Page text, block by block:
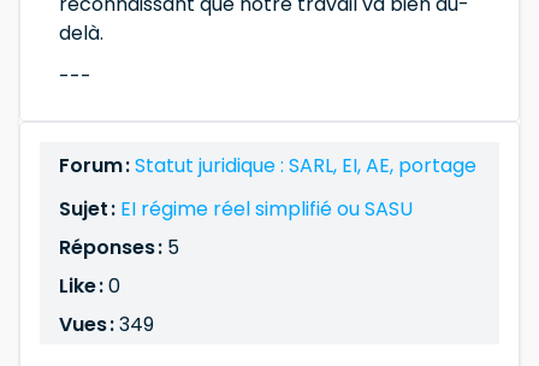
delà.
---
Forum :Statut juridique : SARL, EI, AE, portage
Sujet : EI régime réel simplifié ou SASU
Réponses : 5
Like :0
Vues :349